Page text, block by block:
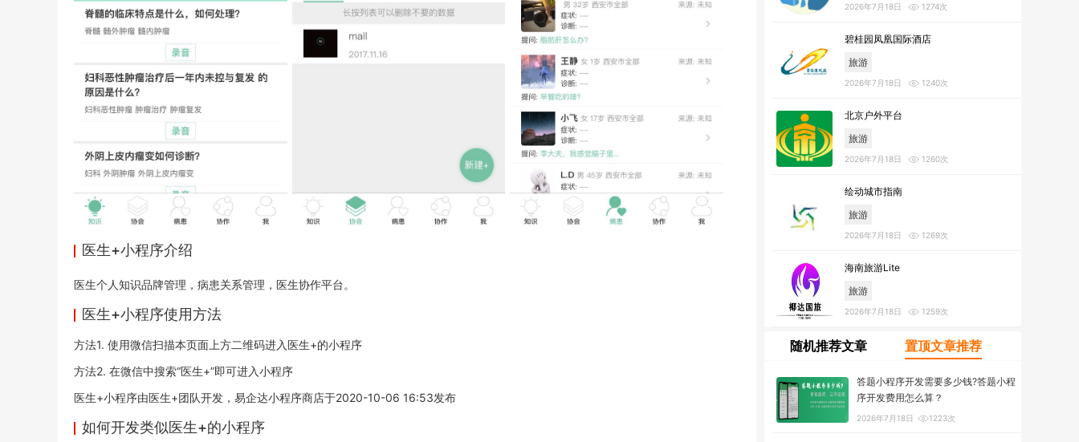
医生+小程序介绍
医生个人知识品牌管理，病患关系管理，医生协作平台。
医生+小程序使用方法
方法1. 使用微信扫描本页面上方二维码进入医生+的小程序
方法2. 在微信中搜索“医生+”即可进入小程序
医生+小程序由医生+团队开发，易企达小程序商店于2020-10-06 16:53发布
如何开发类似医生+的小程序
2026年7月18日 1274次
碧桂园凤凰国际酒店
旅游
2026年7月18日 1240次
北京户外平台
旅游
2026年7月18日 1260次
绘动城市指南
旅游
2026年7月18日 1269次
海南旅游Lite
旅游
2026年7月18日 1259次
随机推荐文章 置顶文章推荐
答题小程序开发需要多少钱?答题小程
序开发费用怎么算？
2026年7月18日 1223次